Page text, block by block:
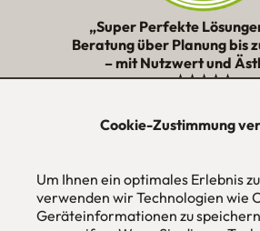
Cookie-Zustimmung
Um Ihnen ein optimales Erlebnis
verwenden wir Technologien wie
Geräteinformationen zu
„Super Perfekte
Beratung über Planung bis
– mit Nutzwert und
★★★★★
ohne Mehrpreis nach Maß
Hans Pinsel-Str. 1